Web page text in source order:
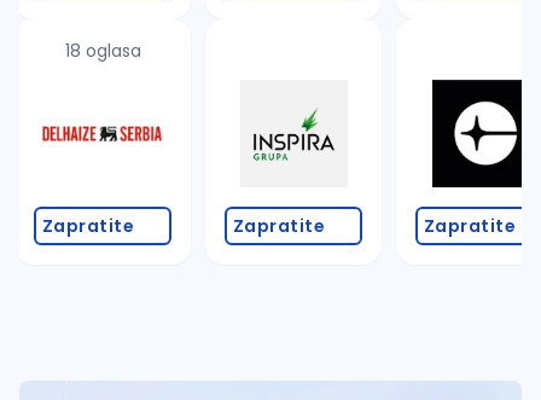
18 oglasa
Zapratite Zapratite Zapratite